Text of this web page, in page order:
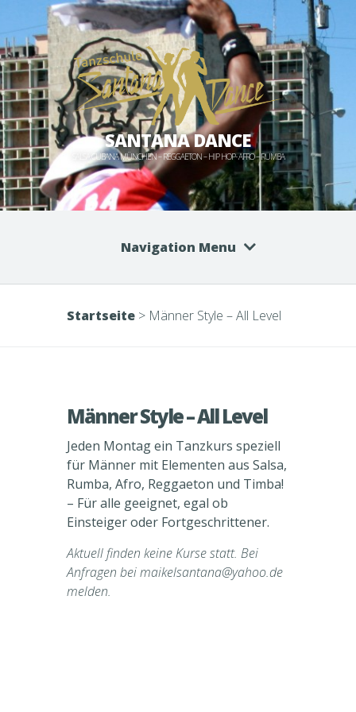
SANTANA DANCE
SALSA CUBANA MÜNCHEN – REGGAETON – HIP HOP- AFRO – RUMBA
Navigation Menu
Startseite > Männer Style – All Level
Männer Style – All Level
Jeden Montag ein Tanzkurs speziell
für Männer mit Elementen aus Salsa,
Rumba, Afro, Reggaeton und Timba!
– Für alle geeignet, egal ob
Einsteiger oder Fortgeschrittener.
Aktuell finden keine Kurse statt. Bei
Anfragen bei maikelsantana@yahoo.de
melden.